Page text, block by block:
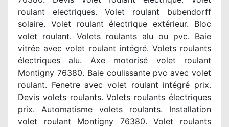
roulant electriques. Volet roulant bubendorff
solaire. Volet roulant électrique extérieur. Bloc
volet roulant. Volets roulants alu ou pvc. Baie
vitrée avec volet roulant intégré. Volets roulants
électriques alu. Axe motorisé volet roulant
Montigny 76380. Baie coulissante pvc avec volet
roulant. Fenetre avec volet roulant intégré prix.
Devis volets roulants. Volets roulants électriques
prix. Automatisme volets roulants. Installation
volet roulant Montigny 76380. Volet roulants